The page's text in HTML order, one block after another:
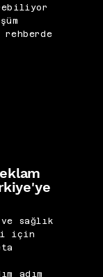
sağlık
için
adım